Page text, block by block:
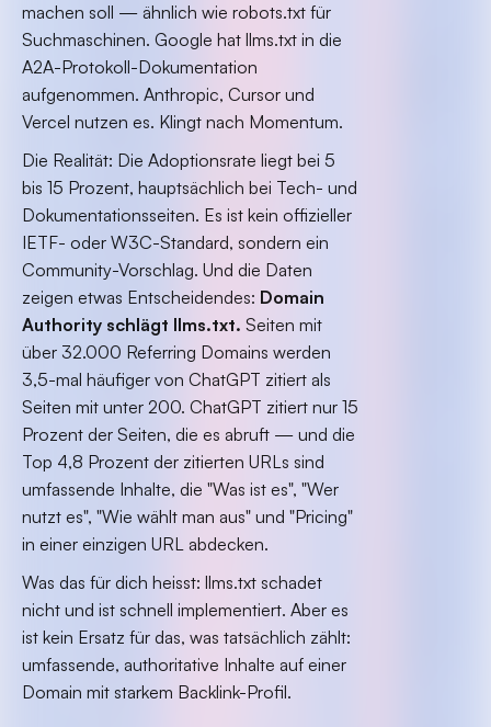
machen soll — ähnlich wie robots.txt für
Suchmaschinen. Google hat llms.txt in die
A2A-Protokoll-Dokumentation
aufgenommen. Anthropic, Cursor und
Vercel nutzen es. Klingt nach Momentum.
Die Realität: Die Adoptionsrate liegt bei 5
bis 15 Prozent, hauptsächlich bei Tech- und
Dokumentationsseiten. Es ist kein offizieller
IETF- oder W3C-Standard, sondern ein
Community-Vorschlag. Und die Daten
zeigen etwas Entscheidendes: Domain
Authority schlägt llms.txt. Seiten mit
über 32.000 Referring Domains werden
3,5-mal häufiger von ChatGPT zitiert als
Seiten mit unter 200. ChatGPT zitiert nur 15
Prozent der Seiten, die es abruft — und die
Top 4,8 Prozent der zitierten URLs sind
umfassende Inhalte, die "Was ist es", "Wer
nutzt es", "Wie wählt man aus" und "Pricing"
in einer einzigen URL abdecken.
Was das für dich heisst: llms.txt schadet
nicht und ist schnell implementiert. Aber es
ist kein Ersatz für das, was tatsächlich zählt:
umfassende, authoritative Inhalte auf einer
Domain mit starkem Backlink-Profil.